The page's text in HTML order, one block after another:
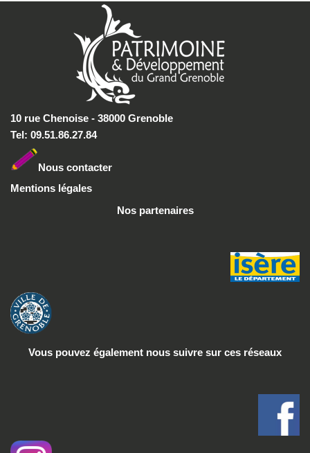
10 rue Chenoise - 38000 Grenoble
Tel: 09.51.86.27.84
Nous contacter
Mentions légales
Nos partenaires
Vous pouvez également nous suivre sur ces réseaux